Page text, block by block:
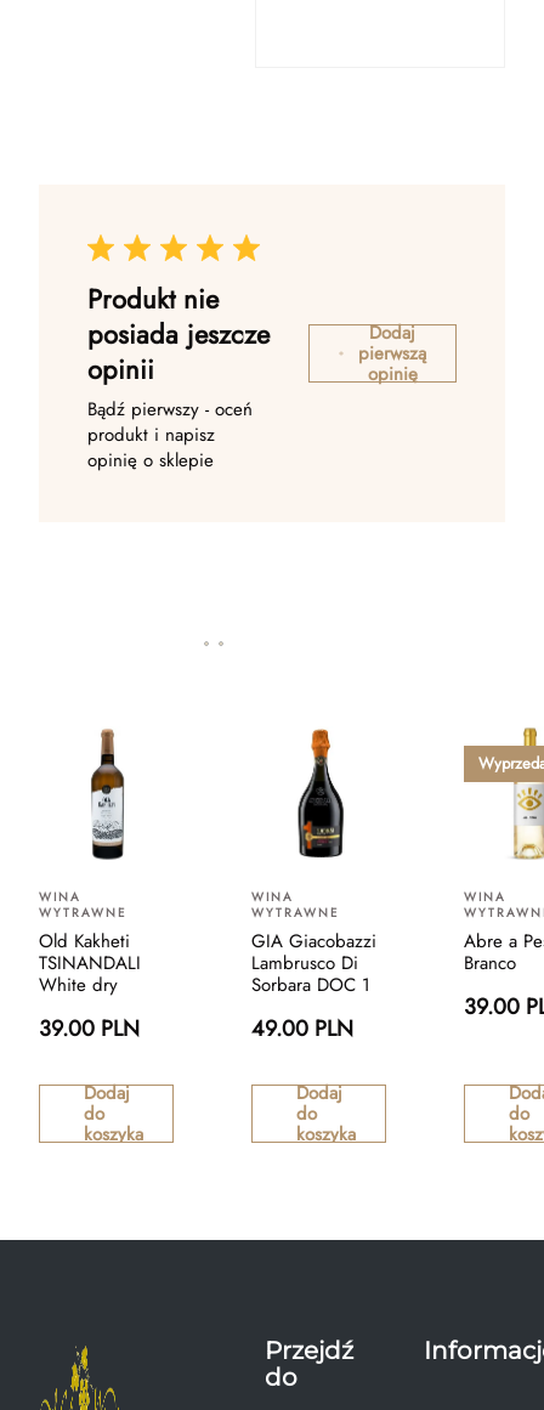
Produkt nie
posiada jeszcze
opinii
Bądź pierwszy - oceń
produkt i napisz
opinię o sklepie
Dodaj
pierwszą
opinię
WINA
WYTRAWNE
Old Kakheti
TSINANDALI
White dry
39.00 PLN
Dodaj
do
koszyka
WINA
WYTRAWNE
GIA Giacobazzi
Lambrusco Di
Sorbara DOC 1
49.00 PLN
Dodaj
do
koszyka
WINA
Abre a
Branco
39.00
do
Przejdź
do